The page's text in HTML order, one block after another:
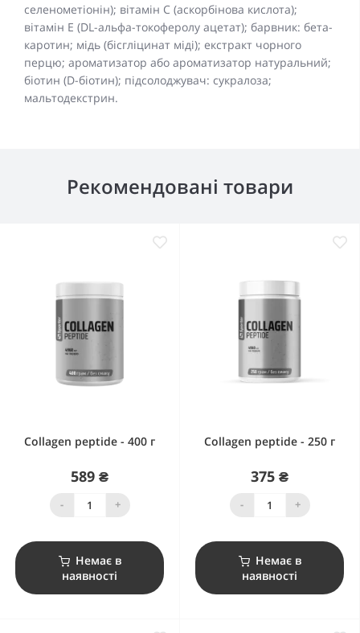
селенометіонін); вітамін C (аскорбінова кислота);
вітамін E (DL-альфа-токоферолу ацетат); барвник: бета-
каротин; мідь (бісгліцинат міді); екстракт чорного
перцю; ароматизатор або ароматизатор натуральний;
біотин (D-біотин); підсолоджувач: сукралоза;
мальтодекстрин.
Рекомендовані товари
Collagen peptide - 400 г
589 ₴
- +
Немає в
наявності
Collagen peptide - 250 г
375 ₴
- +
Немає в
наявності